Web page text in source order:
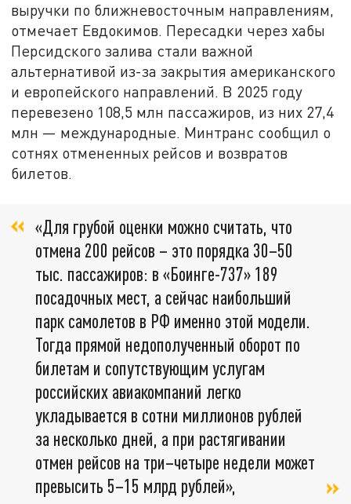
выручки по ближневосточным направлениям,
отмечает Евдокимов. Пересадки через хабы
Персидского залива стали важной
альтернативой из-за закрытия американского
и европейского направлений. В 2025 году
перевезено 108,5 млн пассажиров, из них 27,4
млн — международные. Минтранс сообщил о
сотнях отмененных рейсов и возвратов
билетов.
«Для грубой оценки можно считать, что
отмена 200 рейсов – это порядка 30–50
тыс. пассажиров: в «Боинге-737» 189
посадочных мест, а сейчас наибольший
парк самолетов в РФ именно этой модели.
Тогда прямой недополученный оборот по
билетам и сопутствующим услугам
российских авиакомпаний легко
укладывается в сотни миллионов рублей
за несколько дней, а при растягивании
отмен рейсов на три–четыре недели может
превысить 5–15 млрд рублей»,